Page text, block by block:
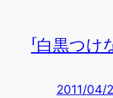
「白黒つけ
2011/04/